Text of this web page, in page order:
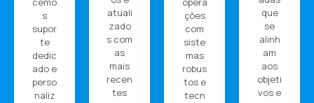
s
supor
te
dedic
ado e
perso
naliz
atuali
zado
s com
as
mais
recen
tes
ções
com
siste
mas
robus
tos e
tecn
que
se
alinh
am
aos
objeti
vos e